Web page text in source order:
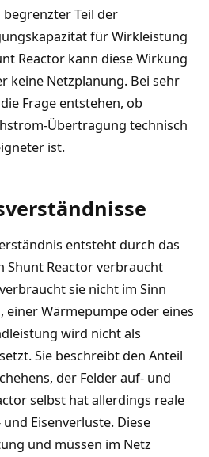
Teil der
für Wirkleistung
Reactor kann diese Wirkung
keine Netzplanung. Bei sehr
Frage entstehen, ob
Übertragung technisch
ist.
entsteht durch das
Shunt Reactor verbraucht
sie nicht im Sinn
einer Wärmepumpe oder eines
wird nicht als
Sie beschreibt den Anteil
der Felder auf- und
selbst hat allerdings reale
Eisenverluste. Diese
und müssen im Netz